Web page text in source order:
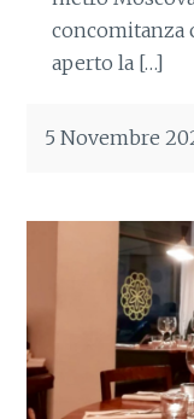
concomitanza
aperto la […]
5 Novembre